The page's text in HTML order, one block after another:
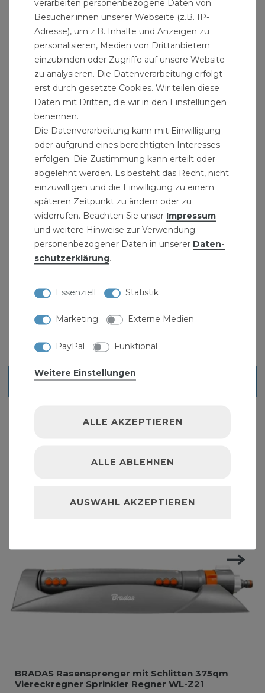
9,99 € *
Blick ins Sortiment
BRADAS Rasensprenger mit Schlitten 375qm
Viereckregner Sprinkler Regner WL-Z21
verarbeiten personenbezogene Daten von
Besucher:innen unserer Webseite (z.B. IP-
Adresse), um z.B. Inhalte und Anzeigen zu
personalisieren, Medien von Drittanbietern
einzubinden oder Zugriffe auf unsere Website
zu analysieren. Die Datenverarbeitung erfolgt
erst durch gesetzte Cookies. Wir teilen diese
Daten mit Dritten, die wir in den Einstellungen
benennen.
Die Datenverarbeitung kann mit Einwilligung
oder aufgrund eines berechtigten Interesses
erfolgen. Die Zustimmung kann erteilt oder
abgelehnt werden. Es besteht das Recht, nicht
einzuwilligen und die Einwilligung zu einem
späteren Zeitpunkt zu ändern oder zu
widerrufen. Beachten Sie unser Impressum
und weitere Hinweise zur Verwendung
personenbezogener Daten in unserer Daten­
schutz­erklärung.
Essenziell Statistik
Marketing Externe Medien
PayPal Funktional
Weitere Einstellungen
ALLE AKZEPTIEREN
ALLE ABLEHNEN
AUSWAHL AKZEPTIEREN